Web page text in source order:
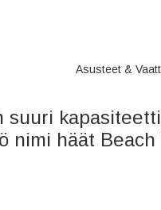
Asusteet &
suuri
nimi häät